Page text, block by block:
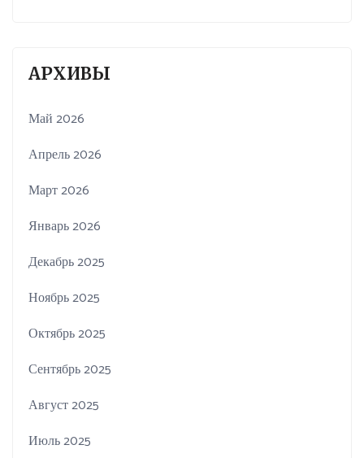
АРХИВЫ
Май 2026
Апрель 2026
Март 2026
Январь 2026
Декабрь 2025
Ноябрь 2025
Октябрь 2025
Сентябрь 2025
Август 2025
Июль 2025